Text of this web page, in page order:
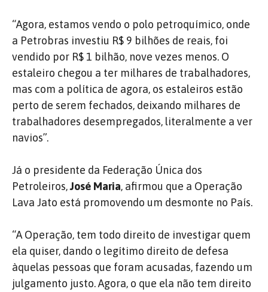
“Agora, estamos vendo o polo petroquímico, onde
a Petrobras investiu R$ 9 bilhões de reais, foi
vendido por R$ 1 bilhão, nove vezes menos. O
estaleiro chegou a ter milhares de trabalhadores,
mas com a política de agora, os estaleiros estão
perto de serem fechados, deixando milhares de
trabalhadores desempregados, literalmente a ver
navios”.
Já o presidente da Federação Única dos
Petroleiros,José Maria, afirmou que a Operação
Lava Jato está promovendo um desmonte no País.
“A Operação, tem todo direito de investigar quem
ela quiser, dando o legítimo direito de defesa
àquelas pessoas que foram acusadas, fazendo um
julgamento justo. Agora, o que ela não tem direito